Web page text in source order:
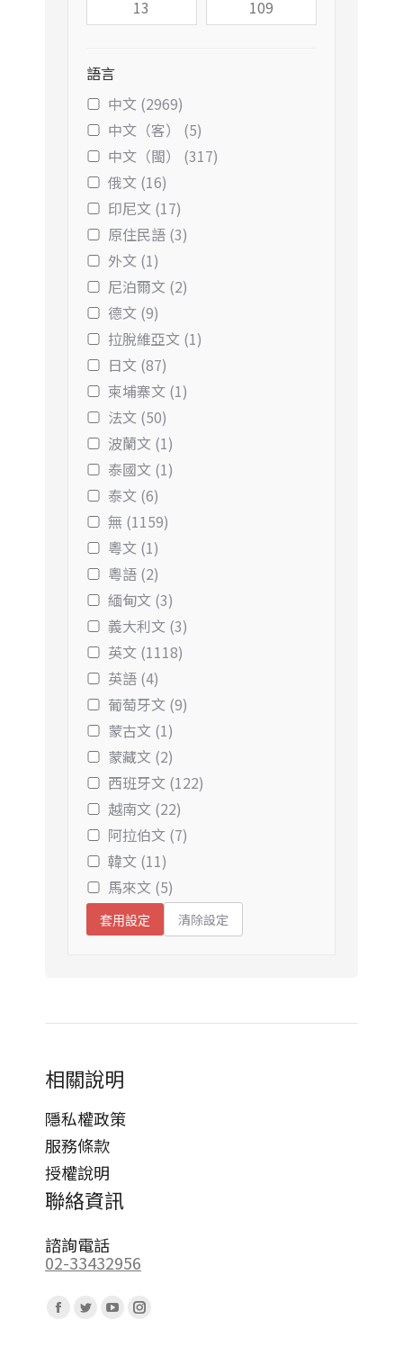
語言
中文 (2969)
中文（客） (5)
中文（閩） (317)
俄文 (16)
印尼文 (17)
原住民語 (3)
外文 (1)
尼泊爾文 (2)
德文 (9)
拉脫維亞文 (1)
日文 (87)
柬埔寨文 (1)
法文 (50)
波蘭文 (1)
泰國文 (1)
泰文 (6)
無 (1159)
粵文 (1)
粵語 (2)
緬甸文 (3)
義大利文 (3)
英文 (1118)
英語 (4)
葡萄牙文 (9)
蒙古文 (1)
蒙藏文 (2)
西班牙文 (122)
越南文 (22)
阿拉伯文 (7)
韓文 (11)
馬來文 (5)
套用設定 清除設定
相關說明
隱私權政策
服務條款
授權說明
聯絡資訊
諮詢電話
02-33432956
Facebook
TwitterYouTubeInstagram